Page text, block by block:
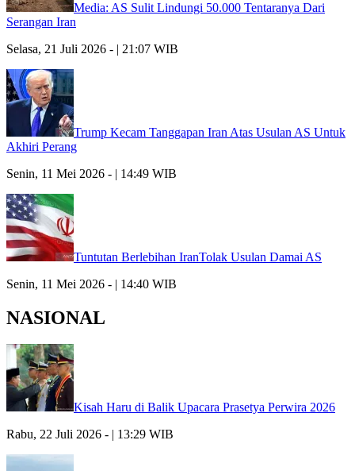
Media: AS Sulit Lindungi 50.000 Tentaranya Dari
Serangan Iran
Selasa, 21 Juli 2026 - | 21:07 WIB
Trump Kecam Tanggapan Iran Atas Usulan AS Untuk
Akhiri Perang
Senin, 11 Mei 2026 - | 14:49 WIB
Tuntutan Berlebihan IranTolak Usulan Damai AS
Senin, 11 Mei 2026 - | 14:40 WIB
NASIONAL
Kisah Haru di Balik Upacara Prasetya Perwira 2026
Rabu, 22 Juli 2026 - | 13:29 WIB